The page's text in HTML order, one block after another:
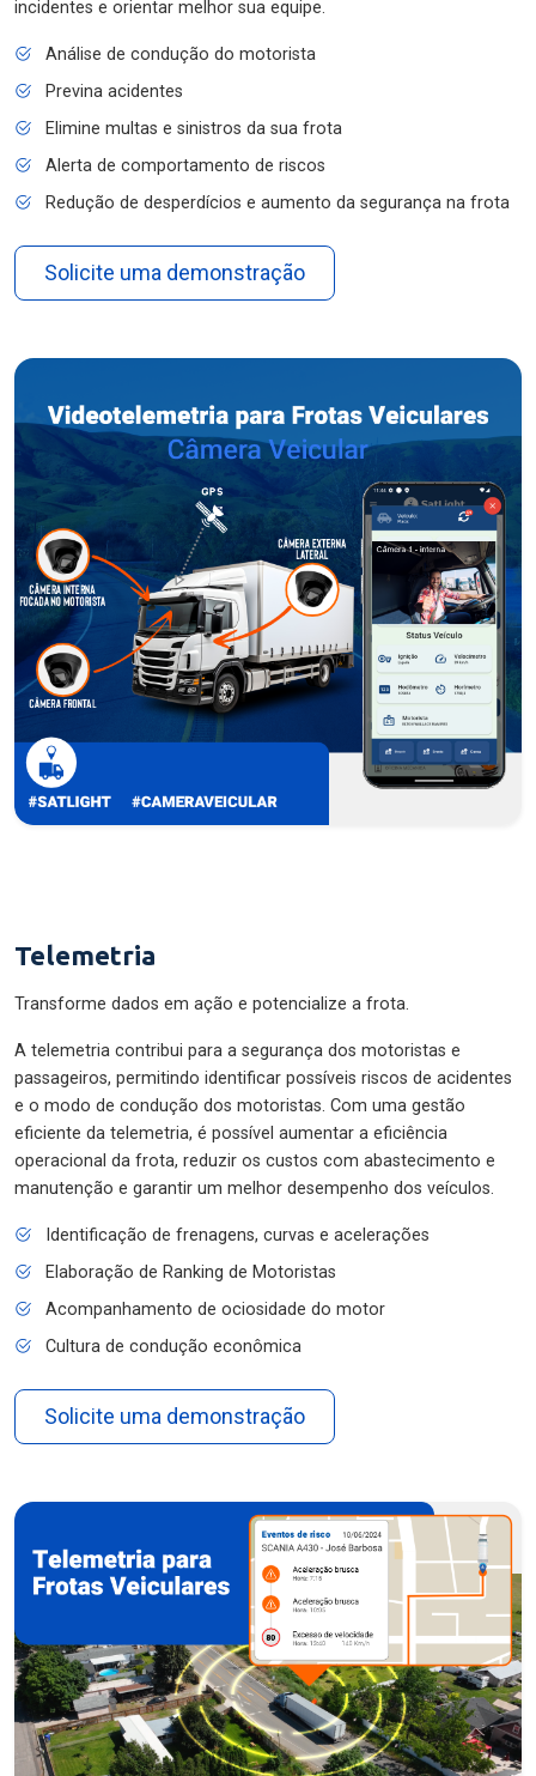
incidentes e orientar melhor sua equipe.
Análise de condução do motorista
Previna acidentes
Elimine multas e sinistros da sua frota
Alerta de comportamento de riscos
Redução de desperdícios e aumento da segurança na frota
Solicite uma demonstração
Telemetria
Transforme dados em ação e potencialize a frota.
A telemetria contribui para a segurança dos motoristas e
passageiros, permitindo identificar possíveis riscos de acidentes
e o modo de condução dos motoristas. Com uma gestão
eficiente da telemetria, é possível aumentar a eficiência
operacional da frota, reduzir os custos com abastecimento e
manutenção e garantir um melhor desempenho dos veículos.
Identificação de frenagens, curvas e acelerações
Elaboração de Ranking de Motoristas
Acompanhamento de ociosidade do motor
Cultura de condução econômica
Solicite uma demonstração